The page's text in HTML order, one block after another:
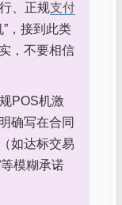
、正规支付
，接到此类
，不要相信
规POS机激
确写在合同
如达标交易
模糊承诺